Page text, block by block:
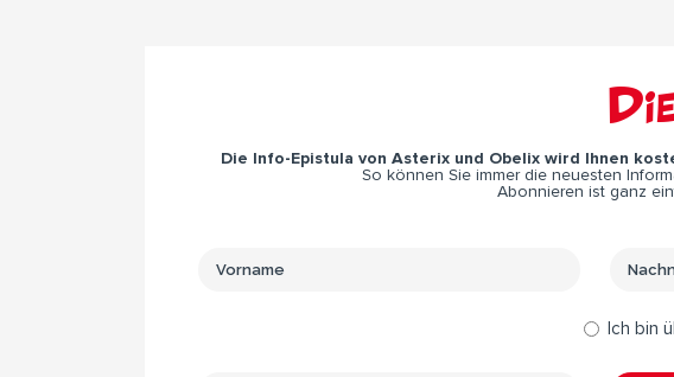
Die Info-Epistula von Asterix und Obelix wird Ihnen
So können Sie immer die neuesten
Abonnieren ist ganz
Ich bin